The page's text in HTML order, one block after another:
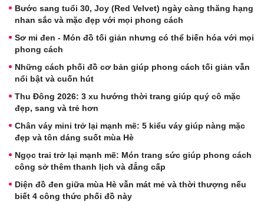
Bước sang tuổi 30, Joy (Red Velvet) ngày càng thăng hạng
nhan sắc và mặc đẹp với mọi phong cách
Sơ mi đen - Món đồ tối giản nhưng có thể biến hóa với mọi
phong cách
Những cách phối đồ cơ bản giúp phong cách tối giản vẫn
nổi bật và cuốn hút
Thu Đông 2026: 3 xu hướng thời trang giúp quý cô mặc
đẹp, sang và trẻ hơn
Chân váy mini trở lại mạnh mẽ: 5 kiểu váy giúp nàng mặc
đẹp và tôn dáng suốt mùa Hè
Ngọc trai trở lại mạnh mẽ: Món trang sức giúp phong cách
công sở thêm thanh lịch và đẳng cấp
Diện đồ đen giữa mùa Hè vẫn mát mẻ và thời thượng nếu
biết 4 công thức phối đồ này